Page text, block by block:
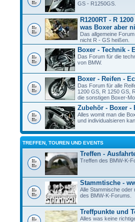
GS - R1250GS.
R1200RT - R
was Boxer aber
Das allgemeine
nicht R - GS heißen.
Boxer - Technik -
Das Forum für die
von BMW.
Boxer - Reifen -
Das Forum für alle
1200 GS, R 1250 GS,
die sonstigen Boxer-
Zubehör - Boxer -
Alles womit man die
und individualsieren
TREFFEN, TOUREN UND EVENTS
Treffen -
Treffen des BMW-K-
Stammtische -
Alle Stammische oder
des BMW-K-Forums.
Treffpunkte und
Alles was keine